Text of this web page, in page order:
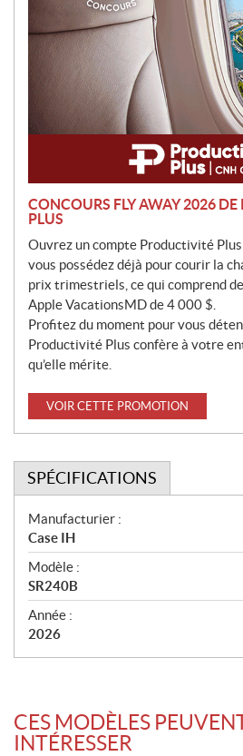
CONCOURS FLY AWAY 2026
PLUS
Ouvrez un compte Productivité
vous possédez déjà pour courir la
prix trimestriels, ce qui comprend
Apple VacationsMD de 4 000 $.
Profitez du moment pour vous
Productivité Plus confère à votre
qu’elle mérite.
VOIR CETTE PROMOTION
SPÉCIFICATIONS
S
p
é
c
i
f
c
a
Manufacturier :
Case IH
Modèle :
SR240B
Année :
2026
CES MODÈLES
INTÉRESSER